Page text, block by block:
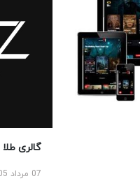
گالری طلا
07 مرداد 1405